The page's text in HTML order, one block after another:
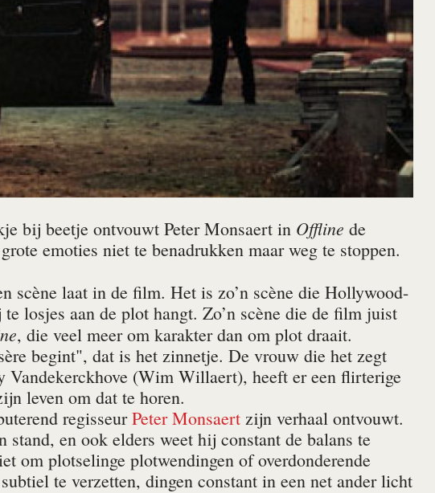
bij beetje ontvouwt Peter Monsaert in Offline de
emoties niet te benadrukken maar weg te stoppen.
scène laat in de film. Het is zo’n scène die Hollywood-
losjes aan de plot hangt. Zo’n scène die de film juist
, die veel meer om karakter dan om plot draait.
begint", dat is het zinnetje. De vrouw die het zegt
(Wim Willaert), heeft er een flirterige
leven om dat te horen.
regisseurPeter Monsaertzijn verhaal ontvouwt.
en ook elders weet hij constant de balans te
om plotselinge plotwendingen of overdonderende
te verzetten, dingen constant in een net ander licht